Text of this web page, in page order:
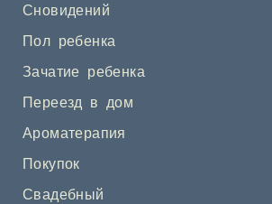
Сновидений
Пол ребенка
Зачатие ребенка
Переезд в дом
Ароматерапия
Покупок
Свадебный